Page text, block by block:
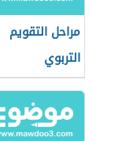
مراحل التقويم
التربوي